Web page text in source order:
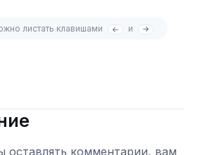
листать клавишами и
оставлять комментарии, вам